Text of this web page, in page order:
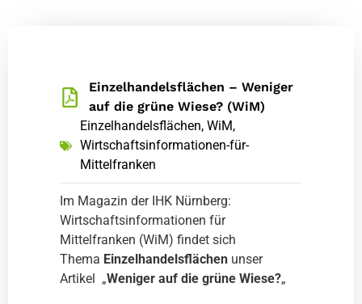
Immobilien
Immobilienmarkt
Immobilienunternehmen
Immobilienvermittlung
Interview
Metropolregion
Nürnberger-Nachrichten
Projekt
Straßenkreuzer
Vermietung
Wirtschaftsinformationen-für-Mittelfranken
Wohnimmobilien
Wohnungsmarkt
Einzelhandelsflächen – Weniger
auf die grüne Wiese? (WiM)
Einzelhandelsflächen, WiM,
Wirtschaftsinformationen-für-
Mittelfranken
Im Magazin der IHK Nürnberg:
Wirtschaftsinformationen für
Mittelfranken (WiM) findet sich
Thema Einzelhandelsflächen unser
Artikel „Weniger auf die grüne Wiese?„